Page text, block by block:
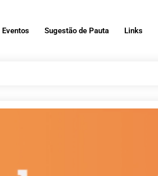
Eventos Sugestão de Pauta Links